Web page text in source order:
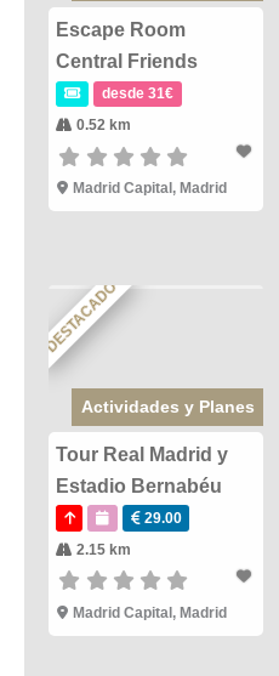
Escape Room
Central Friends
desde 31€
0.52 km
Madrid Capital , Madrid
DESTACADO
Actividades y Planes
Tour Real Madrid y
Estadio Bernabéu
29.00
2.15 km
Madrid Capital, Madrid